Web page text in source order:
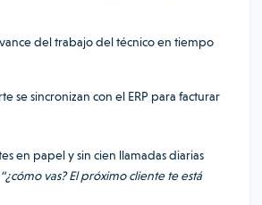
del trabajo del técnico en tiempo
se sincronizan con el ERP para facturar
en papel y sin cien llamadas diarias
“¿cómo vas? El próximo cliente te está